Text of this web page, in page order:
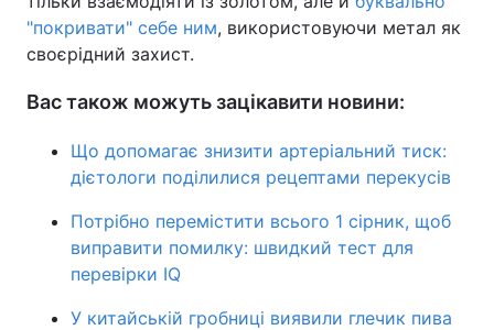
"покривати" себе ним, використовуючи метал як
своєрідний захист.
Вас також можуть зацікавити новини:
Що допомагає знизити артеріальний тиск:
дієтологи поділилися рецептами перекусів
Потрібно перемістити всього 1 сірник, щоб
виправити помилку: швидкий тест для
перевірки IQ
У китайській гробниці виявили глечик пива